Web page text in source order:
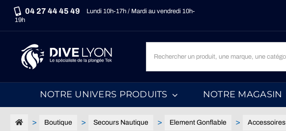
Passer
04 27 44 45 49
Lundi 10h-17h / Mardi au vendredi 10h-
19h
un
produit,
une
marque,
une
catégorie...
NOTRE UNIVERS PRODUITS NOTRE MAGASIN
Boutique Secours Nautique Element Gonflable Accessoires